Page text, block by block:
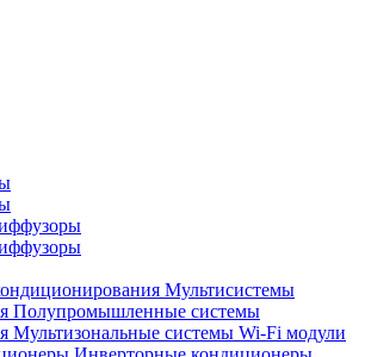
Мультисистемы
Полупромышленные системы
Мультизональные системы Wi-Fi модули